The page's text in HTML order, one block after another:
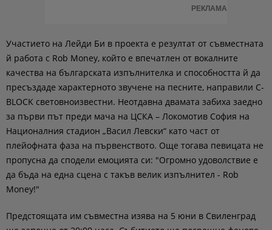
РЕКЛАМА
Участието на Лейди Би в проекта е резултат от съвместната
й работа с Rob Money, който е впечатлен от вокалните
качества на българската изпълнителка и способността й да
пресъздаде характерното звучене на песните, направили C-
BLOCK световноизвестни. Неотдавна двамата забиха заедно
за първи път преди мача на ЦСКА – Локомотив София на
Националния стадион „Васил Левски“ като част от
плейофната фаза на първенството. Още тогава певицата не
пропусна да сподели емоцията си: "Огромно удоволствие е
да бъда на една сцена с такъв велик изпълнител - Rob
Money!"
Предстоящата им съвместна изява на 5 юни в Свиленград